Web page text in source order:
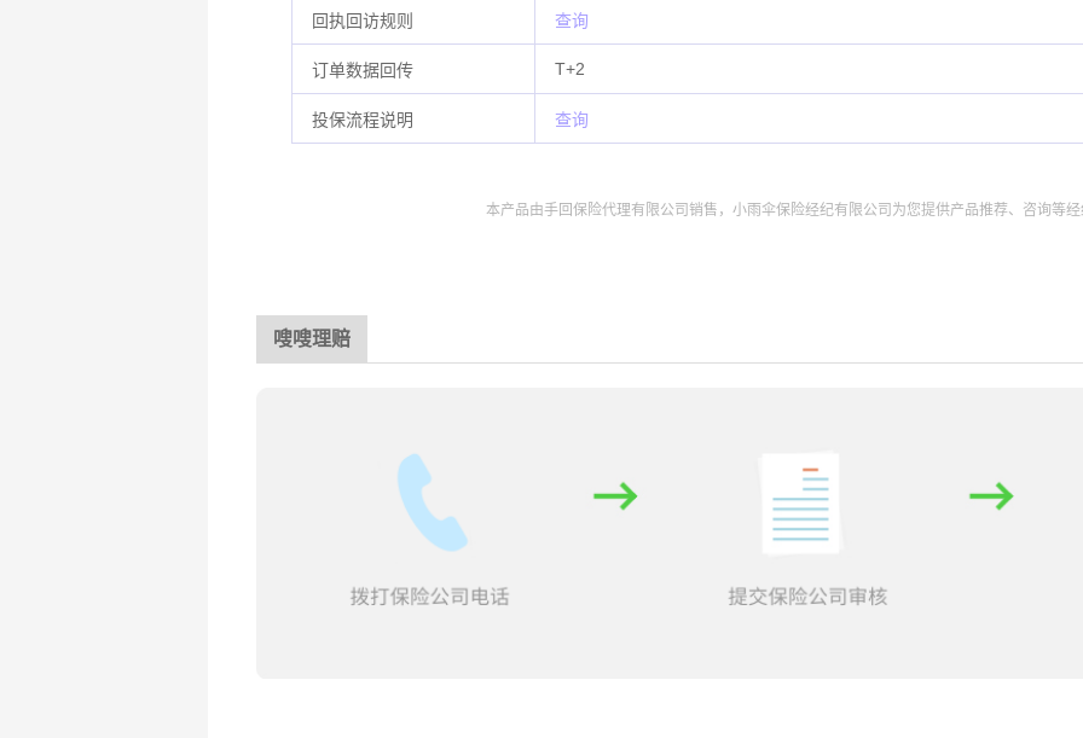
回执回访规则 查询
订单数据回传 T+2
投保流程说明 查询
本产品由手回保险代理有限公司销售，小雨伞保险经纪有限公司为您提供产品推荐、咨询等
嗖嗖理赔